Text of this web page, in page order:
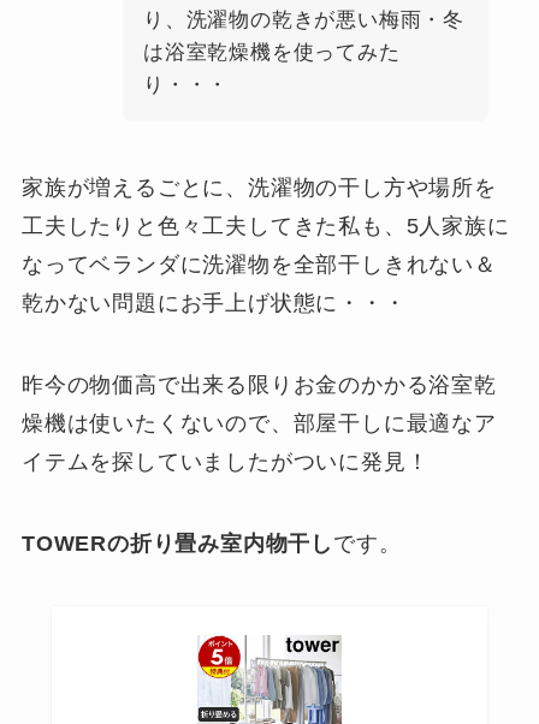
り、洗濯物の乾きが悪い梅雨・冬
は浴室乾燥機を使ってみた
り・・・
家族が増えるごとに、洗濯物の干し方や場所を
工夫したりと色々工夫してきた私も、5人家族に
なってベランダに洗濯物を全部干しきれない＆
乾かない問題にお手上げ状態に・・・
昨今の物価高で出来る限りお金のかかる浴室乾
燥機は使いたくないので、部屋干しに最適なア
イテムを探していましたがついに発見！
TOWERの折り畳み室内物干し です。